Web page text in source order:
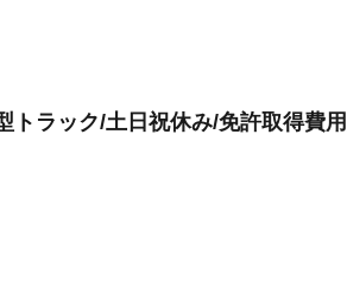
トラック/土日祝休み/免許取得費